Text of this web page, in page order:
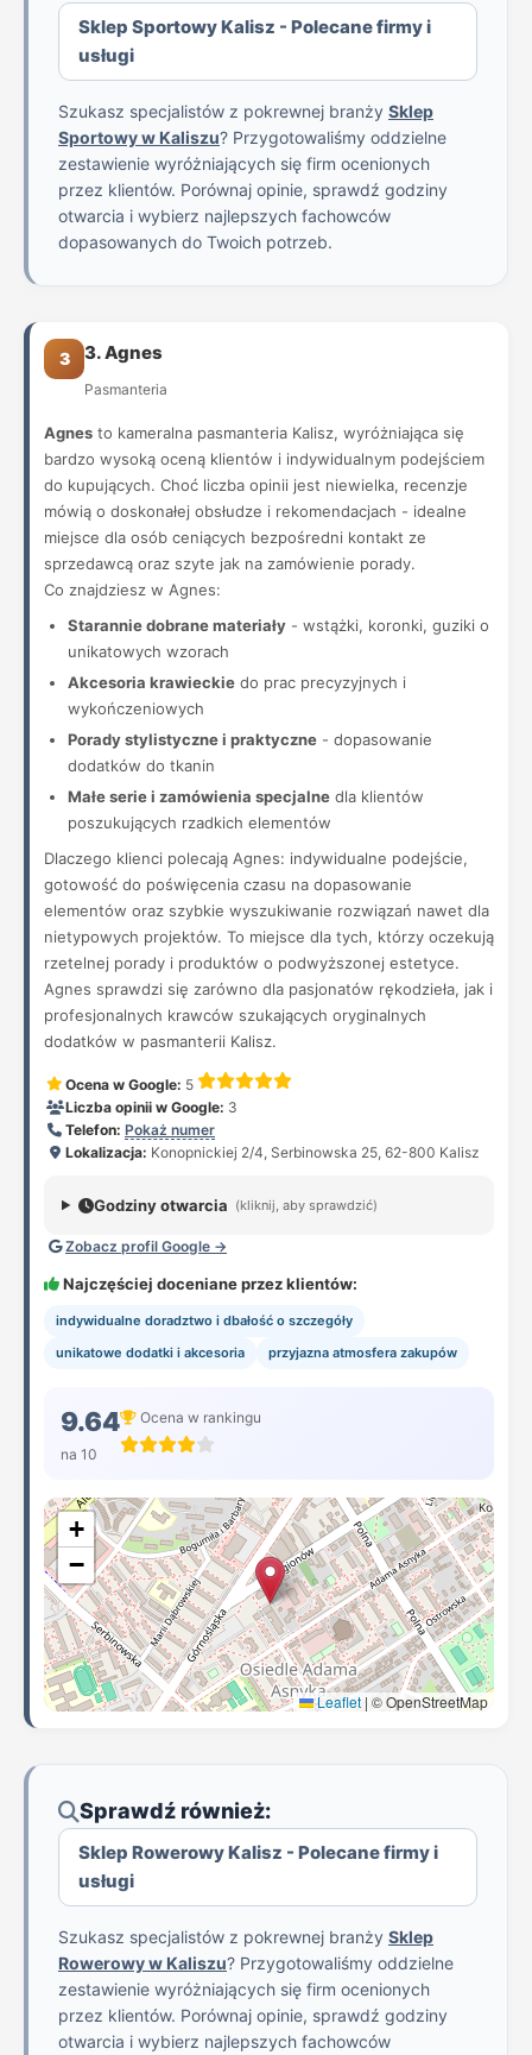
Sklep Sportowy Kalisz - Polecane firmy i
usługi
Szukasz specjalistów z pokrewnej branży Sklep
Sportowy w Kaliszu? Przygotowaliśmy oddzielne
zestawienie wyróżniających się firm ocenionych
przez klientów. Porównaj opinie, sprawdź godziny
otwarcia i wybierz najlepszych fachowców
dopasowanych do Twoich potrzeb.
3 3. Agnes
Pasmanteria
Agnes to kameralna pasmanteria Kalisz, wyróżniająca się
bardzo wysoką oceną klientów i indywidualnym podejściem
do kupujących. Choć liczba opinii jest niewielka, recenzje
mówią o doskonałej obsłudze i rekomendacjach - idealne
miejsce dla osób ceniących bezpośredni kontakt ze
sprzedawcą oraz szyte jak na zamówienie porady.
Co znajdziesz w Agnes:
Starannie dobrane materiały - wstążki, koronki, guziki o
unikatowych wzorach
Akcesoria krawieckie do prac precyzyjnych i
wykończeniowych
Porady stylistyczne i praktyczne - dopasowanie
dodatków do tkanin
Małe serie i zamówienia specjalne dla klientów
poszukujących rzadkich elementów
Dlaczego klienci polecają Agnes: indywidualne podejście,
gotowość do poświęcenia czasu na dopasowanie
elementów oraz szybkie wyszukiwanie rozwiązań nawet dla
nietypowych projektów. To miejsce dla tych, którzy oczekują
rzetelnej porady i produktów o podwyższonej estetyce.
Agnes sprawdzi się zarówno dla pasjonatów rękodzieła, jak i
profesjonalnych krawców szukających oryginalnych
dodatków w pasmanterii Kalisz.
Ocena w Google: 5
Liczba opinii w Google: 3
Telefon: Pokaż numer
Lokalizacja: Konopnickiej 2/4, Serbinowska 25, 62-800 Kalisz
Godziny otwarcia (kliknij, aby sprawdzić)
Zobacz profil Google →
Najczęściej doceniane przez klientów:
indywidualne doradztwo i dbałość o szczegóły
unikatowe dodatki i akcesoria
przyjazna atmosfera zakupów
9.64
na 10
Ocena w rankingu
+
−
Leaflet | © OpenStreetMap
Sprawdź również:
Sklep Rowerowy Kalisz - Polecane firmy i
usługi
Szukasz specjalistów z pokrewnej branży Sklep
Rowerowy w Kaliszu? Przygotowaliśmy oddzielne
zestawienie wyróżniających się firm ocenionych
przez klientów. Porównaj opinie, sprawdź godziny
otwarcia i wybierz najlepszych fachowców